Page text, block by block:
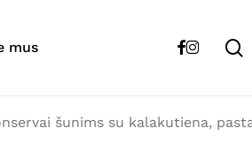
mus facebook
instagram
šunims su kalakutiena,
FORZA
10 Maintenance Adult